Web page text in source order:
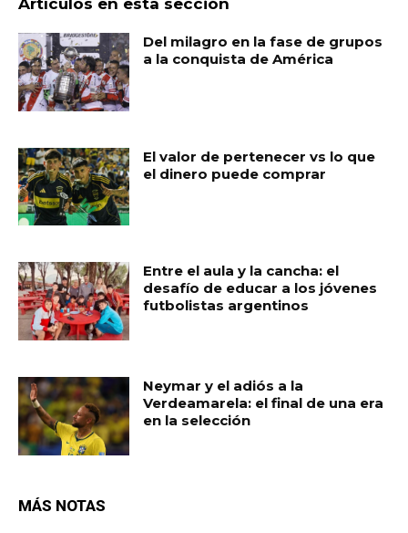
Artículos en esta sección
Del milagro en la fase de grupos
a la conquista de América
El valor de pertenecer vs lo que
el dinero puede comprar
Entre el aula y la cancha: el
desafío de educar a los jóvenes
futbolistas argentinos
Neymar y el adiós a la
Verdeamarela: el final de una era
en la selección
MÁS NOTAS